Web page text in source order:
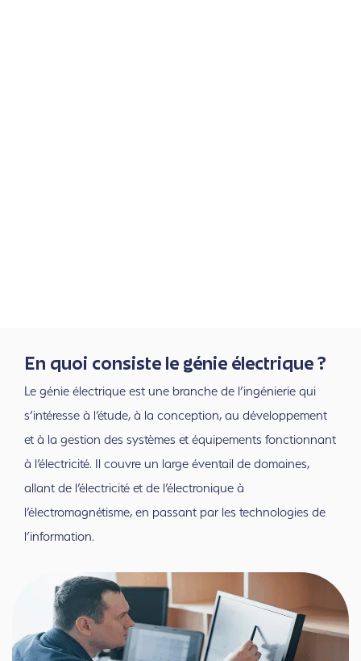
En quoi consiste le génie électrique ?
Le génie électrique est une branche de l’ingénierie qui
s’intéresse à l’étude, à la conception, au développement
et à la gestion des systèmes et équipements fonctionnant
à l’électricité. Il couvre un large éventail de domaines,
allant de l’électricité et de l’électronique à
l’électromagnétisme, en passant par les technologies de
l’information.